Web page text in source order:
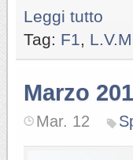
Leggi tutto
Tag: F1
Marzo
Mar. 12